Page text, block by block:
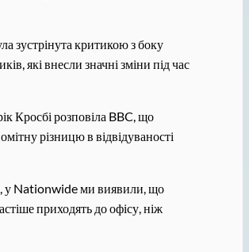
зустрінута критикою з боку
які внесли значні зміни під час
Кросбі розповіла BBC, що
різницю в відвідуваності
у Nationwide ми виявили, що
приходять до офісу, ніж